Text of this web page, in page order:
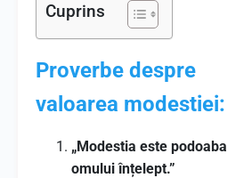
Cuprins
Proverbe despre
valoarea modestiei:
„Modestia este podoaba
omului înțelept.”